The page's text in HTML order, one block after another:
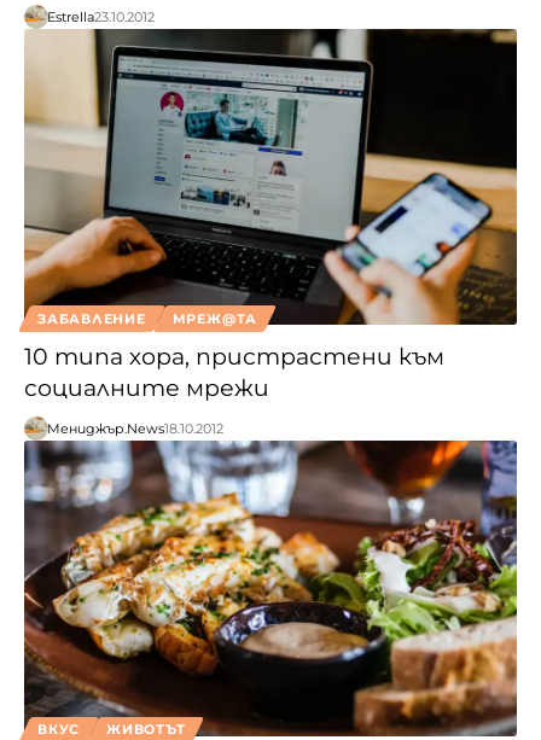
Estrella23.10.2012
ЗАБАВЛЕНИЕ МРЕЖ@ТА
10 типа хора, пристрастени към
социалните мрежи
Мениджър.News18.10.2012
ВКУС ЖИВОТЪТ